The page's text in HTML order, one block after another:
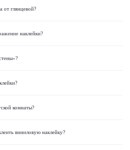
от глянцевой?
наклейки?
комнаты?
виниловую наклейку?